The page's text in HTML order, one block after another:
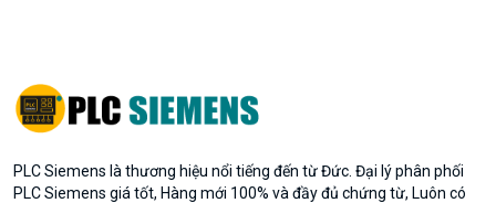
PLC Siemens là thương hiệu nổi tiếng đến từ Đức. Đại lý phân phối
PLC Siemens giá tốt, Hàng mới 100% và đầy đủ chứng từ, Luôn có